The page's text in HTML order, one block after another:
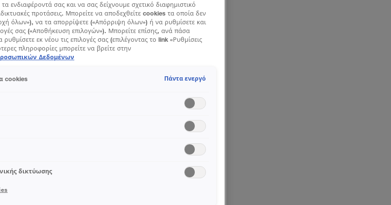
ενδιαφέροντά σας και να σας δείχνουμε σχετικό διαφημιστικό
προτάσεις. Μπορείτε να αποδεχθείτε cookies τα οποία δεν
όλων»), να τα απορρίψετε («Απόρριψη όλων») ή να ρυθμίσετε και
σας («Αποθήκευση επιλογών»). Μπορείτε επίσης, ανά πάσα
ρυθμίσετε εκ νέου τις επιλογές σας (επιλέγοντας το link «Ρυθμίσεις
πληροφορίες μπορείτε να βρείτε στην
Δεδομένων
cookies Πάντα ενεργό
δικτύωσης